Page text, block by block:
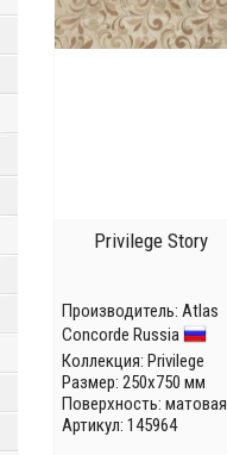
Privilege Story
Производитель: Atlas
Concorde Russia
Коллекция: Privilege
Размер: 250x750 мм
Поверхность: матовая
Артикул: 145964